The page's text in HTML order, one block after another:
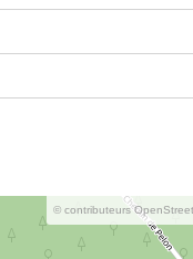
© contributeurs